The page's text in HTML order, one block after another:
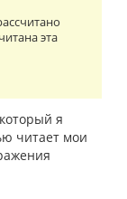
эта
я
читает мои